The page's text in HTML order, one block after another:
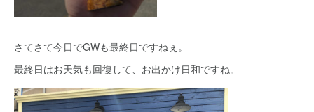
さてさて今日でGWも最終日ですねぇ。
最終日はお天気も回復して、お出かけ日和ですね。